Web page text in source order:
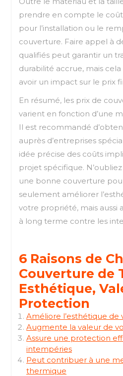
prendre en compte le
pour l’installation ou le
couverture. Faire appel à
qualifiés peut garantir un
durabilité accrue, mais
avoir un impact sur le prix
En résumé, les prix de
varient en fonction d’une
Il est recommandé
auprès d’entreprises
idée précise des coûts
projet spécifique.
une bonne couverture
seulement améliorer
votre propriété, mais aussi
à long terme contre les
6 Raisons de
Couverture de
Esthétique,
Protection
Améliore l’esthétique
Augmente la valeur de
Assure une protection
intempéries
Peut contribuer à une
thermique